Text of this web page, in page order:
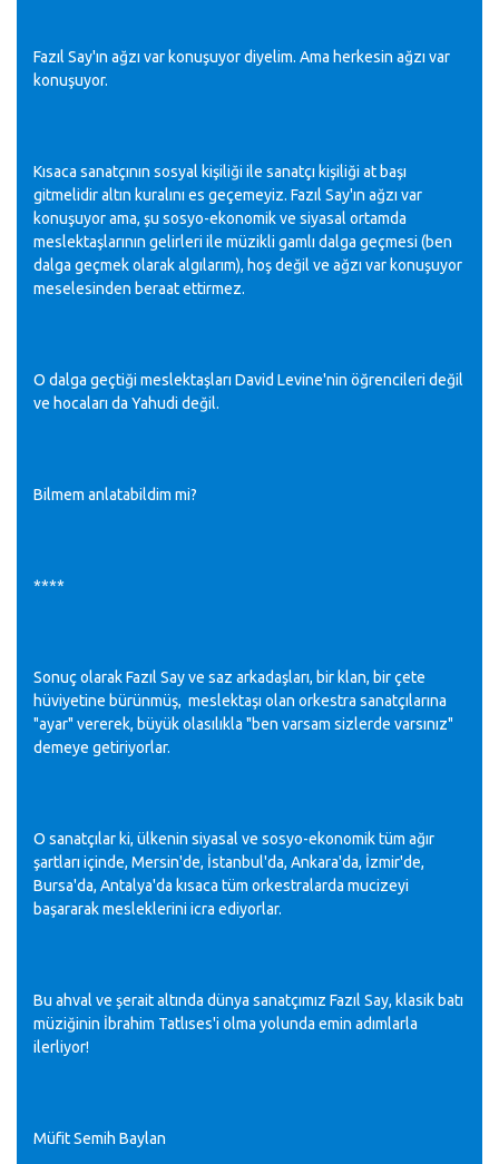
Fazıl Say'ın ağzı var konuşuyor diyelim. Ama herkesin ağzı var
konuşuyor.
Kısaca sanatçının sosyal kişiliği ile sanatçı kişiliği at başı
gitmelidir altın kuralını es geçemeyiz. Fazıl Say'ın ağzı var
konuşuyor ama, şu sosyo-ekonomik ve siyasal ortamda
meslektaşlarının gelirleri ile müzikli gamlı dalga geçmesi (ben
dalga geçmek olarak algılarım), hoş değil ve ağzı var konuşuyor
meselesinden beraat ettirmez.
O dalga geçtiği meslektaşları David Levine'nin öğrencileri değil
ve hocaları da Yahudi değil.
Bilmem anlatabildim mi?
****
Sonuç olarak Fazıl Say ve saz arkadaşları, bir klan, bir çete
hüviyetine bürünmüş, meslektaşı olan orkestra sanatçılarına
"ayar" vererek, büyük olasılıkla "ben varsam sizlerde varsınız"
demeye getiriyorlar.
O sanatçılar ki, ülkenin siyasal ve sosyo-ekonomik tüm ağır
şartları içinde, Mersin'de, İstanbul'da, Ankara'da, İzmir'de,
Bursa'da, Antalya'da kısaca tüm orkestralarda mucizeyi
başararak mesleklerini icra ediyorlar.
Bu ahval ve şerait altında dünya sanatçımız Fazıl Say, klasik batı
müziğinin İbrahim Tatlıses'i olma yolunda emin adımlarla
ilerliyor!
Müfit Semih Baylan